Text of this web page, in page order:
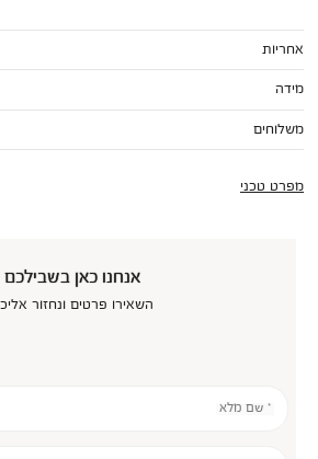
אחריות
מידה
משלוחים
מפרט טכני
אנחנו כאן בשבילכם
השאירו פרטים ונחזור
* שם מלא